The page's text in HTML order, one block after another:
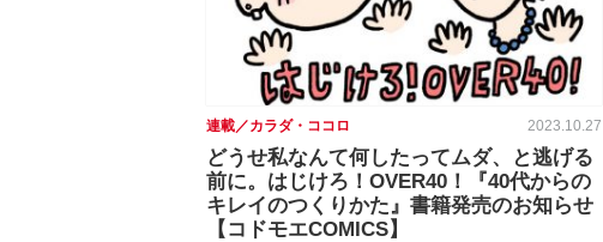
連載／カラダ・ココロ 2023.10.27
どうせ私なんて何したってムダ、と逃げる
前に。はじけろ！OVER40！『40代からの
キレイのつくりかた』書籍発売のお知らせ
【コドモエCOMICS】